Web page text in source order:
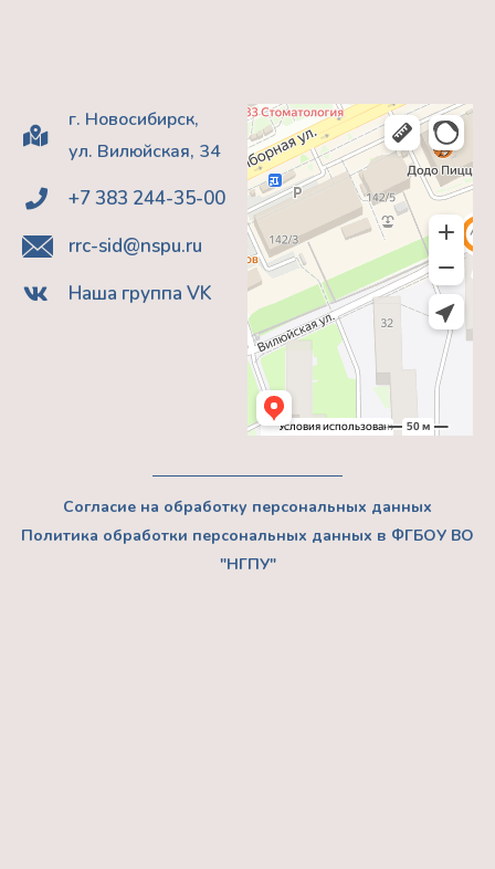
г. Новосибирск,
ул. Вилюйская, 34
+7 383 244-35-00
rrc-sid@nspu.ru
Наша группа VK
Согласие на обработку персональных данных
Политика обработки персональных данных в ФГБОУ ВО
"НГПУ"